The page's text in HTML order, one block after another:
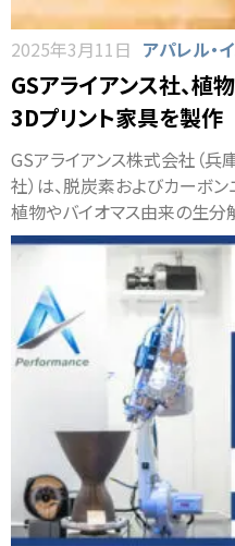
2025年3月11日 アパレル・
GSアライアンス社、
3Dプリント家具を製作
GSアライアンス株式会社（兵
社）は、脱炭素およびカーボ
植物やバイオマス由来の生